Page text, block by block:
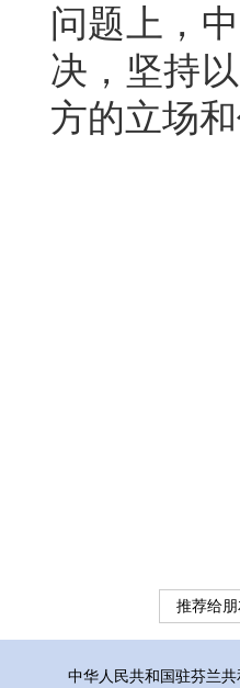
问题上，
决，坚持
方的立场和
推荐给朋
中华人民共和国驻芬兰共